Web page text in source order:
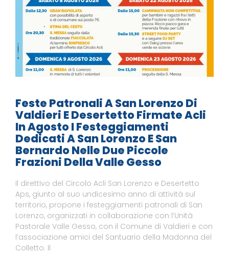
Feste Patronali A San Lorenzo Di
Valdieri E Desertetto Firmate Acli
In Agosto I Festeggiamenti
Dedicati A San Lorenzo E San
Bernardo Nelle Due Piccole
Frazioni Della Valle Gesso
Il direttivo del Circolo Acli San Lorenzo e Desertetto
Aps, giunto al suo undicesimo anno di attività sul
territorio, propone i festeggiamenti patronali di San
Lorenzo, organizzati in collaborazione con l’Unità
Pastorale Valle Gesso, con il Comune di Valdieri e con
l’associazione amici del Santuario della Madonna del
Colletto. Il